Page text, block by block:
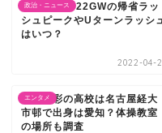
政治・ニュース
東名高速2022GWの帰省ラッ
シュピークやUターンラッシ
はいつ？
2022-04-
エンタメ
笠原有彩の高校は名古屋経大
市邨で出身は愛知？体操教室
の場所も調査